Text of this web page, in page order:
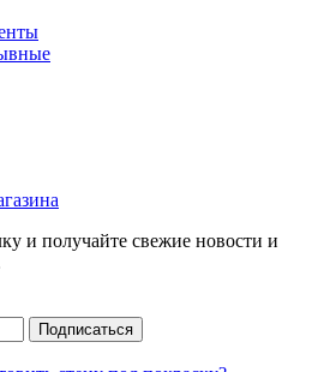
и получайте свежие новости и